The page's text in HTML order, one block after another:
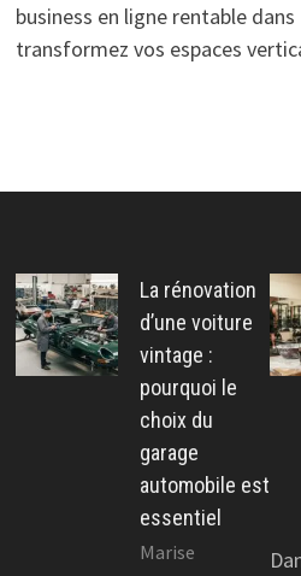
business en ligne rentabledans
transformez vos espaces
La rénovation
d’une voiture
vintage :
pourquoi le
choix du
garage
automobile est
essentiel
Marise